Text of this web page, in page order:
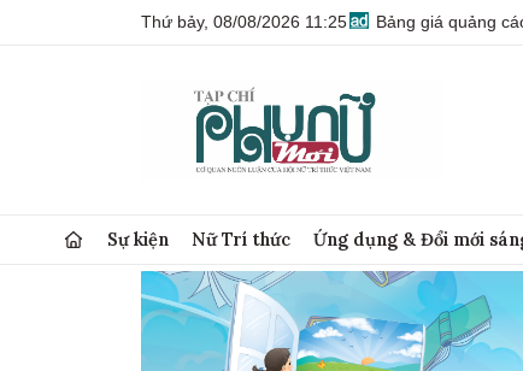
Thứ bảy, 08/08/2026 11:25 Bảng giá quảng
Sự kiện Nữ Trí thức Ứng dụng & Đổi mới